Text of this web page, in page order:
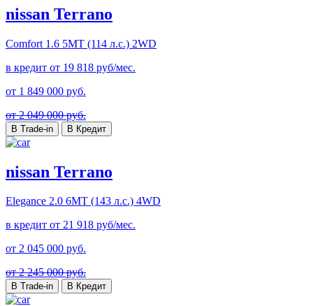
nissan Terrano
Comfort 1.6 5МТ (114 л.с.) 2WD
в кредит от 19 818 руб/мес.
от 1 849 000 руб.
от 2 049 000 руб.
В Trade-in В Кредит
nissan Terrano
Elegance 2.0 6МТ (143 л.с.) 4WD
в кредит от 21 918 руб/мес.
от 2 045 000 руб.
от 2 245 000 руб.
В Trade-in В Кредит